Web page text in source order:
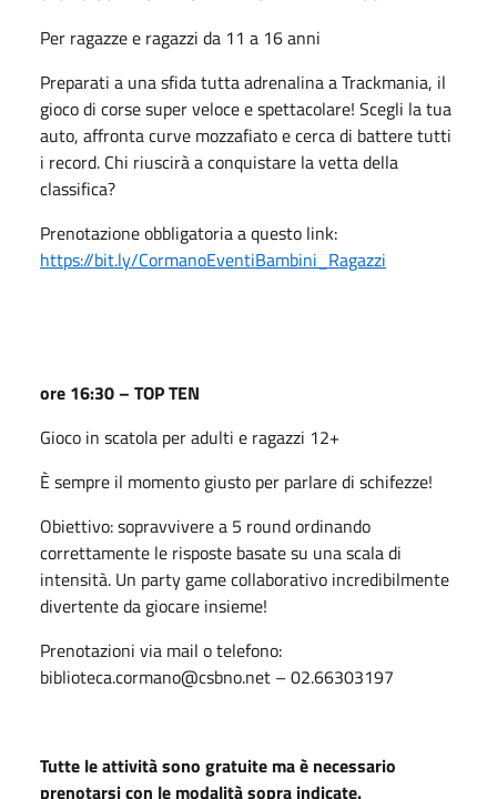
Per ragazze e ragazzi da 11 a 16 anni
Preparati a una sfida tutta adrenalina a Trackmania, il
gioco di corse super veloce e spettacolare! Scegli la tua
auto, affronta curve mozzafiato e cerca di battere tutti
i record. Chi riuscirà a conquistare la vetta della
classifica?
Prenotazione obbligatoria a questo link:
https://bit.ly/CormanoEventiBambini_Ragazzi
ore 16:30 – TOP TEN
Gioco in scatola per adulti e ragazzi 12+
È sempre il momento giusto per parlare di schifezze!
Obiettivo: sopravvivere a 5 round ordinando
correttamente le risposte basate su una scala di
intensità. Un party game collaborativo incredibilmente
divertente da giocare insieme!
Prenotazioni via mail o telefono:
biblioteca.cormano@csbno.net – 02.66303197
Tutte le attività sono gratuite ma è necessario
prenotarsi con le modalità sopra indicate.